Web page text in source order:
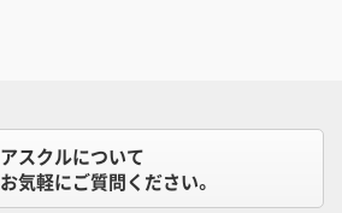
アスクルについて
お気軽にご質問ください。